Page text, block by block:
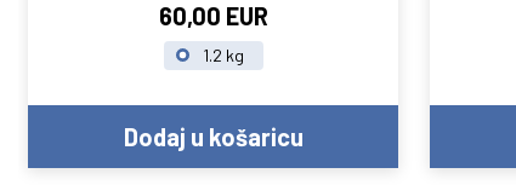
60,00 EUR
1.2 kg